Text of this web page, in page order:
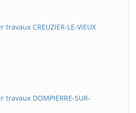
CREUZIER-LE-VIEUX
DOMPIERRE-SUR-